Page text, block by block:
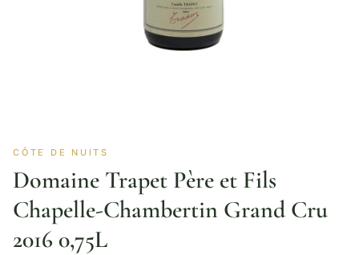
CÔTE DE NUITS
Domaine Trapet Père et Fils
Chapelle-Chambertin Grand Cru
2016 0,75L